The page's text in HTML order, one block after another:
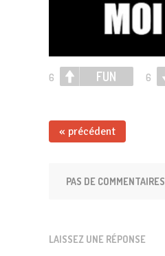
6 FUN 6
« précédent
PAS DE COMMENTAIRES
LAISSEZ UNE RÉPONSE